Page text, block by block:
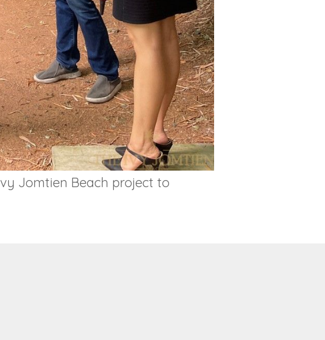
Jomtien Beach project to